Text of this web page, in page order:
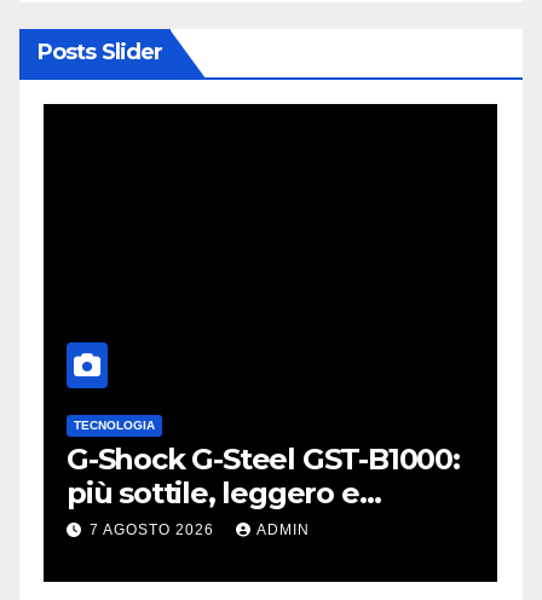
Posts Slider
TECNOLOGIA
G-Shock G-Steel GST-B1000:
più sottile, leggero e
connesso
7 AGOSTO 2026 ADMIN